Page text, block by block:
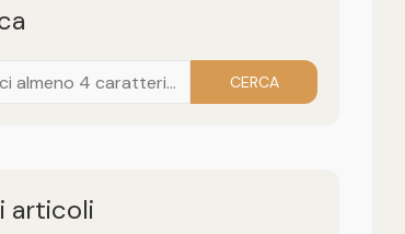
CERCA
articoli